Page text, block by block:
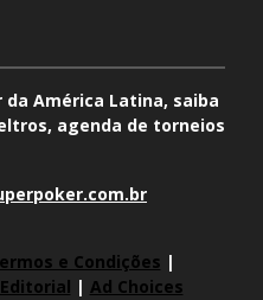
América Latina, saiba
agenda de torneios
e Condições |
| Ad Choices